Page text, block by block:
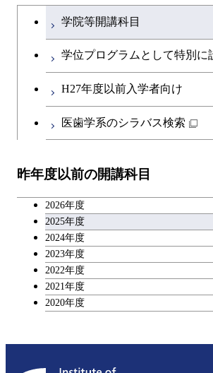
学士課程を切り替える
学院等開講科目
学位プログラムとして特別に
H27年度以前入学者向け
医歯学系のシラバス検索
昨年度以前の開講科目
2026年度
2025年度
2024年度
2023年度
2022年度
2021年度
2020年度